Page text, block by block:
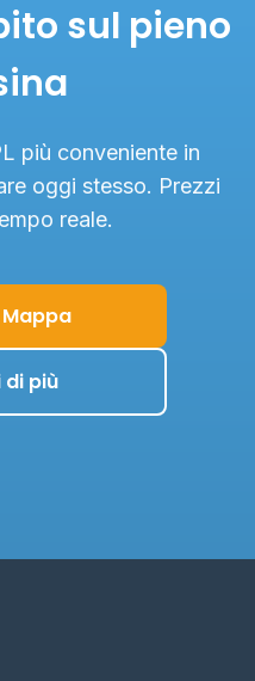
sul pieno
più conveniente in
oggi stesso. Prezzi
reale.
più